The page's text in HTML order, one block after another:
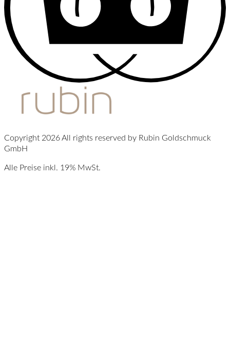
Copyright 2026 All rights reserved by Rubin Goldschmuck
GmbH
Alle Preise inkl. 19% MwSt.